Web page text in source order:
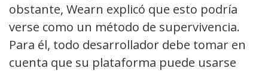
obstante, Wearn explicó que esto podría
verse como un método de supervivencia.
Para él, todo desarrollador debe tomar en
cuenta que su plataforma puede usarse